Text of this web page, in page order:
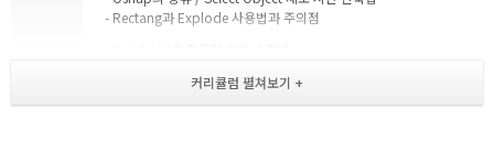
- Rectang과 Explode 사용법과 주의점
도면에 대한 이해 / 재질 표현 / 평면도 제작